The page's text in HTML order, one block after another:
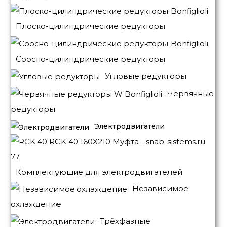
Плоско-цилиндрические редукторы
Соосно-цилиндрические редукторы
Угловые редукторы
Червячные
редукторы
Электродвигатели
Комплектующие для электродвигателей
Независимое
охлаждение
Трёхфазные